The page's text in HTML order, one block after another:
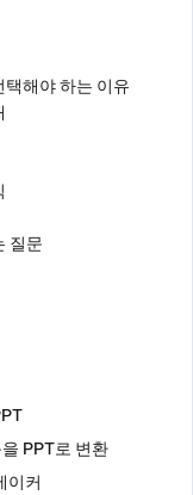
택해야 하는 이유
질문
PPT로 변환
이커